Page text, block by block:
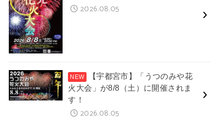
2026.08.05
【宇都宮市】「うつのみや花
火大会」が8/8（土）に開催されま
す！
2026.08.05